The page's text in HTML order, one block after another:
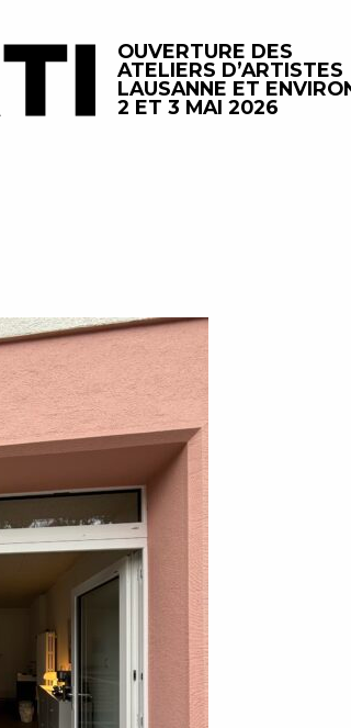
OUVERTURE DES
ATELIERS D’ARTISTES
LAUSANNE ET
2 ET 3 MAI 2026